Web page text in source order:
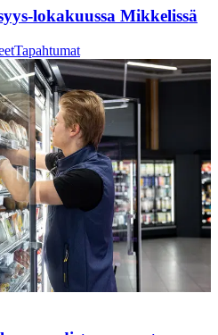
lokakuussa Mikkelissä
Tapahtumat